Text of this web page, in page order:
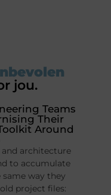
jou.
Teams
Their
Around
architecture
to accumulate
way they
project files: